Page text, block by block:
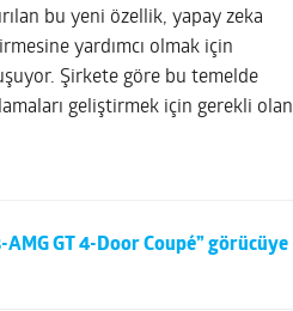
bu yeni özellik, yapay zeka
yardımcı olmak için
Şirkete göre bu temelde
geliştirmek için gerekli olan
GT 4-Door Coupé” görücüye